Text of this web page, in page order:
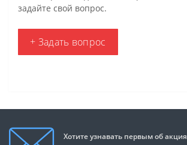
задайте свой вопрос.
+ Задать вопрос
Хотите узнавать первым об